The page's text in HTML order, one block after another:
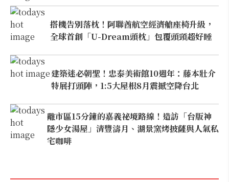
搭機告別落枕！阿聯酋航空經濟艙座椅升級，
全球首創「U-Dream頭枕」包覆頭頸超好睡
建築迷必朝聖！忠泰美術館10週年：藤本壯介
特展打頭陣，1:5大屋根8月震撼空降台北
離市區15分鐘的嘉義祕境路線！造訪「台版神
隱少女湯屋」清豐濤月、湖景窯烤披薩與人氣私
宅咖啡